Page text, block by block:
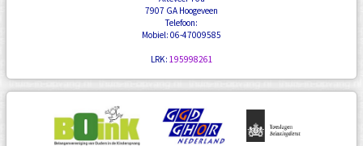
7907 GA Hoogeveen
Telefoon:
Mobiel: 06-47009585
LRK: 195998261